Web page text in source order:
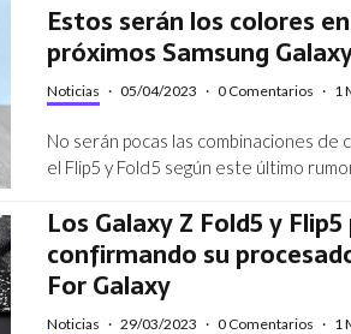
Estos serán los colores
próximos Samsung
Noticias · 05/04/2023 · 0 Comentarios · 1
No serán pocas las combinaciones
el Flip5 y Fold5 según este último
Los Galaxy Z Fold5 y
confirmando su
For Galaxy
Noticias · 29/03/2023 · 0 Comentarios · 1